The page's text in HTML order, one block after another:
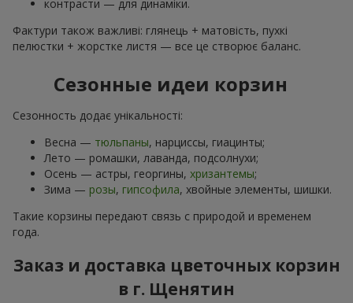
контрасти — для динаміки.
Фактури також важливі: глянець + матовість, пухкі
пелюстки + жорстке листя — все це створює баланс.
Сезонные идеи корзин
Сезонность додає унікальності:
Весна — тюльпаны, нарциссы, гиацинты;
Лето — ромашки, лаванда, подсолнухи;
Осень — астры, георгины, хризантемы;
Зима — розы, гипсофила, хвойные элементы, шишки.
Такие корзины передают связь с природой и временем
года.
Заказ и доставка цветочных корзин
в г. Щенятин